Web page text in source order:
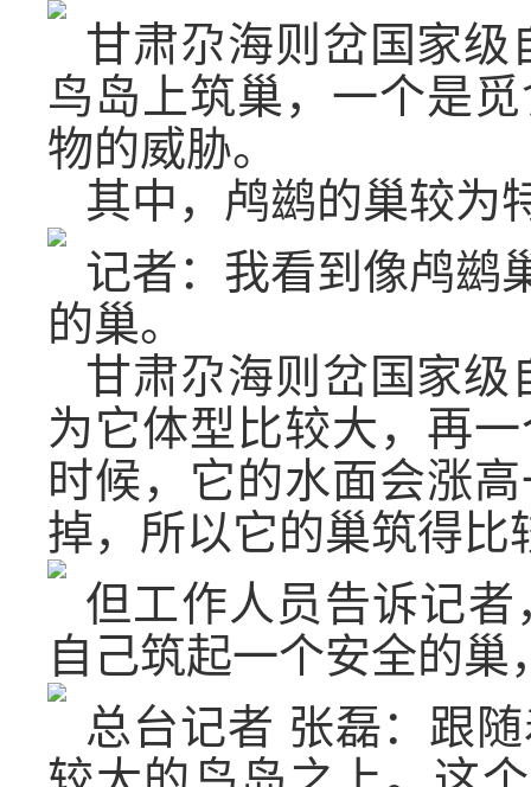
甘肃尕海则岔国家
鸟岛上筑巢，一个是
物的威胁。
其中，鸬鹚的巢较为
记者：我看到像鸬鹚
的巢。
甘肃尕海则岔国家
为它体型比较大，再
时候，它的水面会涨
掉，所以它的巢筑得比
但工作人员告诉记
自己筑起一个安全的
总台记者 张磊：跟